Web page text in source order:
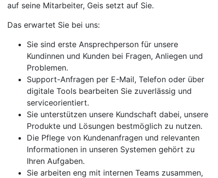
auf seine Mitarbeiter, Geis setzt auf Sie.
Das erwartet Sie bei uns:
Sie sind erste Ansprechperson für unsere
Kundinnen und Kunden bei Fragen, Anliegen und
Problemen.
Support-Anfragen per E-Mail, Telefon oder über
digitale Tools bearbeiten Sie zuverlässig und
serviceorientiert.
Sie unterstützen unsere Kundschaft dabei, unsere
Produkte und Lösungen bestmöglich zu nutzen.
Die Pflege von Kundenanfragen und relevanten
Informationen in unseren Systemen gehört zu
Ihren Aufgaben.
Sie arbeiten eng mit internen Teams zusammen,